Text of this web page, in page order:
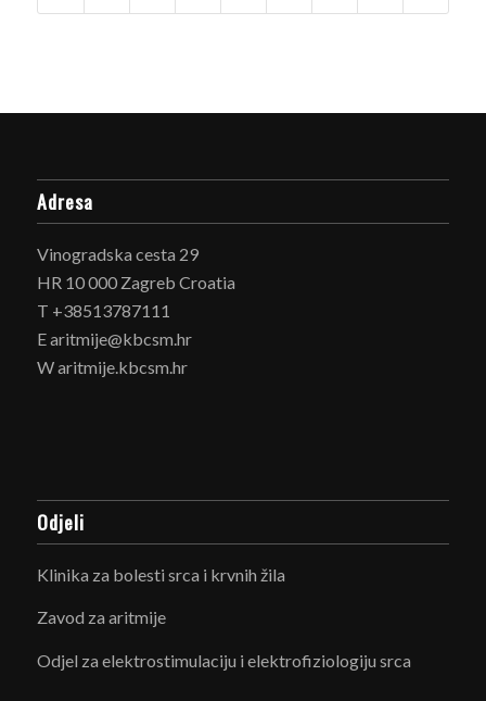
Adresa
Vinogradska cesta 29
HR 10 000 Zagreb Croatia
T +38513787111
E aritmije@kbcsm.hr
W aritmije.kbcsm.hr
Odjeli
Klinika za bolesti srca i krvnih žila
Zavod za aritmije
Odjel za elektrostimulaciju i elektrofiziologiju srca